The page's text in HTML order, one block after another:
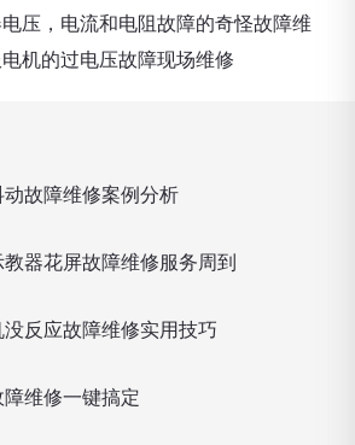
压，电流和电阻故障的奇怪故障维
机的过电压故障现场维修
故障维修案例分析
器花屏故障维修服务周到
反应故障维修实用技巧
维修一键搞定